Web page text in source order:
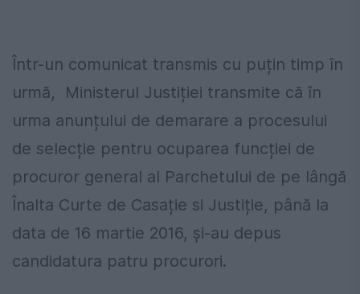
Într-un comunicat transmis cu puțin timp în
urmă, Ministerul Justiției transmite că în
urma anunțului de demarare a procesului
de selecție pentru ocuparea funcției de
procuror general al Parchetului de pe lângă
Înalta Curte de Casație si Justiție, până la
data de 16 martie 2016, și-au depus
candidatura patru procurori.